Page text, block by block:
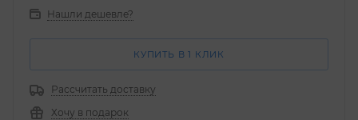
Нашли дешевле?
КУПИТЬ В 1 КЛИК
Рассчитать доставку
Хочу в подарок